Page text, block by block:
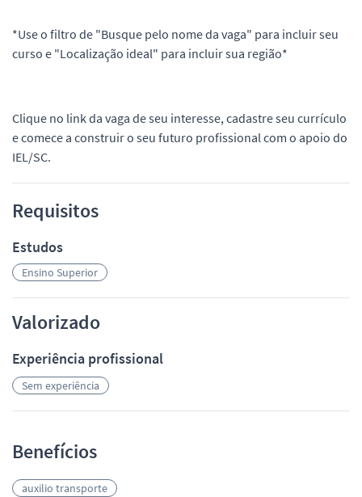
*Use o filtro de "Busque pelo nome da vaga" para incluir seu
curso e "Localização ideal" para incluir sua região*
Clique no link da vaga de seu interesse, cadastre seu currículo
e comece a construir o seu futuro profissional com o apoio do
IEL/SC.
Requisitos
Estudos
Ensino Superior
Valorizado
Experiência profissional
Sem experiência
Benefícios
auxilio transporte